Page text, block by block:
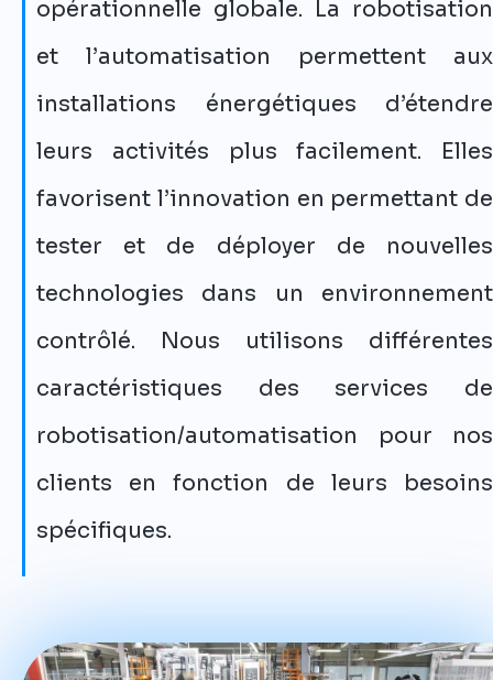
opérationnelle globale. La robotisation
et l’automatisation permettent aux
installations énergétiques d’étendre
leurs activités plus facilement. Elles
favorisent l’innovation en permettant de
tester et de déployer de nouvelles
technologies dans un environnement
contrôlé. Nous utilisons différentes
caractéristiques des services de
robotisation/automatisation pour nos
clients en fonction de leurs besoins
spécifiques.